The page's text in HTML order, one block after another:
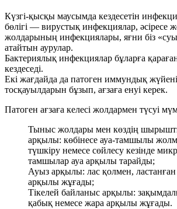
Күзгі-қысқы маусымда кездесетін
бөлігі — вирустық инфекциялар, әсіресе
жолдарының инфекциялары, яғни біз
атайтын аурулар.
Бактериялық инфекциялар бұларға
кездеседі.
Екі жағдайда да патоген иммундық
тосқауылдарын бұзып, ағзаға енуі керек.
Патоген ағзаға келесі жолдармен түсуі
Тыныс жолдары мен көздің
арқылы: көбінесе ауа-тамшылы
түшкіру немесе сөйлесу кезінде
тамшылар ауа арқылы тарайды;
Ауыз арқылы: лас қолмен, ластанған
арқылы жұғады;
Тікелей байланыс арқылы:
қабық немесе жара арқылы жұғады.